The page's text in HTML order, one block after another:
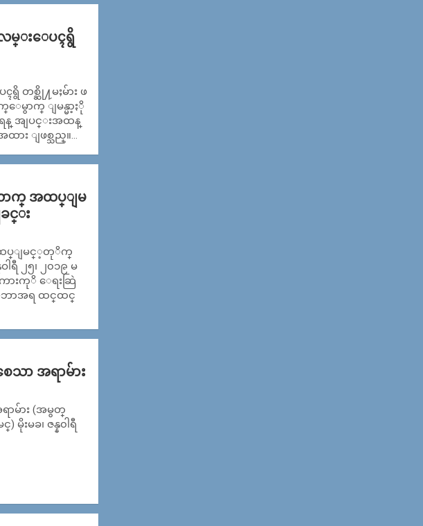
လမ္းေပၚရွိ
တစ္ဆို႔မႈမ်ား ဖ
က္ေမွာက္ ျမန္မာ့ႏို
န္ အျပင္းအထန္
း ျဖစ္သည္။…
ာက္​ အထပ္​ျမ
င္​း
ထပ္​ျမင္​့တုိက္​
ရီ ၂၅၊ ၂၀၁၉ မ​
ားကုိ ​ေရးဆြဲ​
ဘာအရ ထင္​ထင္​
သာ အရာမ်ား
ာမ်ား (အမွတ္
မိုးမခ၊ ဇန္န၀ါရီ